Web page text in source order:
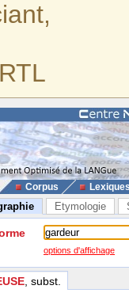
Corpus
Etymologie
options d'affichage
, subst.